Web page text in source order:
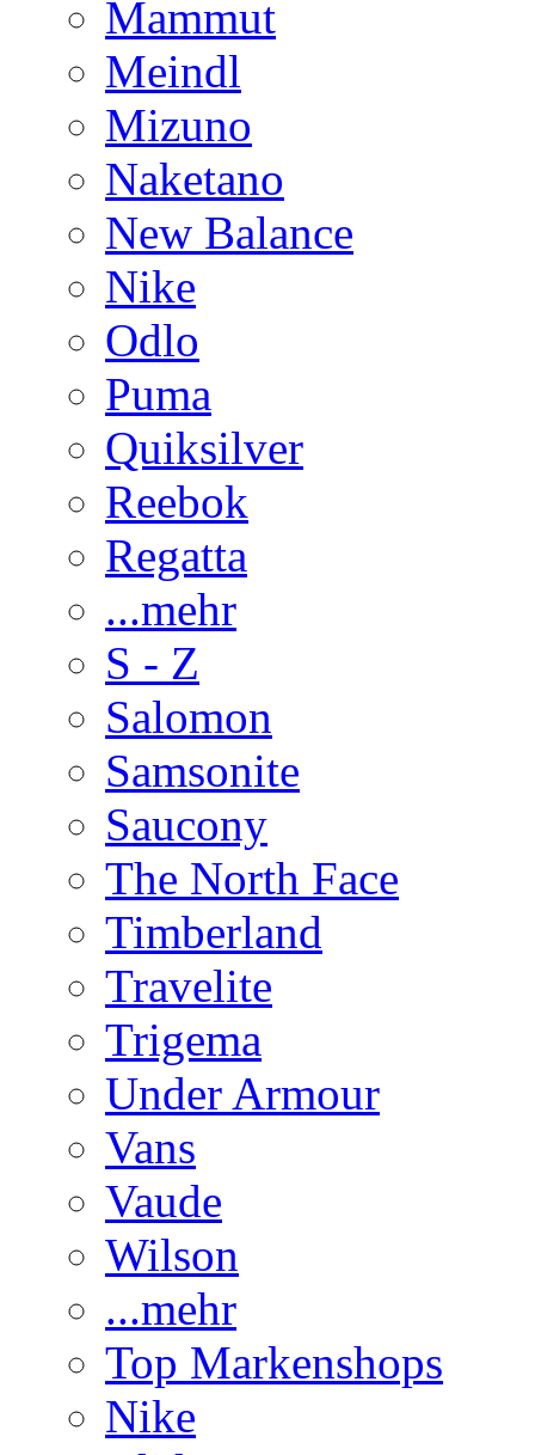
Mammut
Meindl
Mizuno
Naketano
New Balance
Nike
Odlo
Puma
Quiksilver
Reebok
Regatta
...mehr
S - Z
Salomon
Samsonite
Saucony
The North Face
Timberland
Travelite
Trigema
Under Armour
Vans
Vaude
Wilson
...mehr
Top Markenshops
Nike